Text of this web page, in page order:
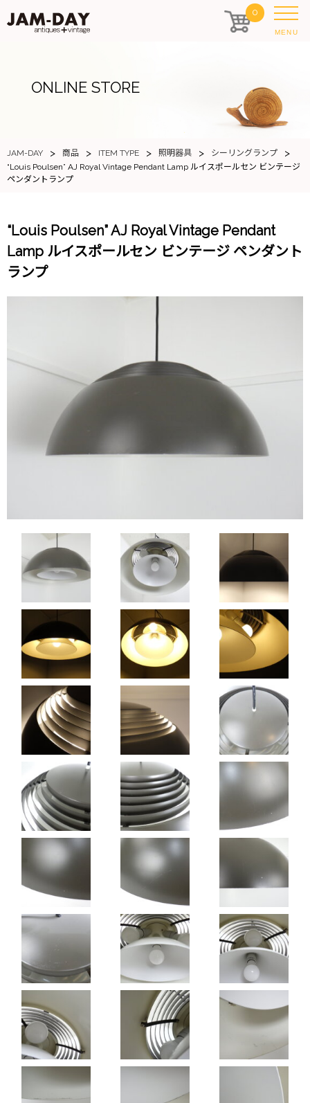
0
MENU
ONLINE STORE
JAM-DAY > 商品 > ITEM TYPE > 照明器具 > シーリングランプ >
“Louis Poulsen” AJ Royal Vintage Pendant Lamp ルイスポールセン ビンテージ
ペンダントランプ
“Louis Poulsen” AJ Royal Vintage Pendant
Lamp ルイスポールセン ビンテージ ペンダント
ランプ